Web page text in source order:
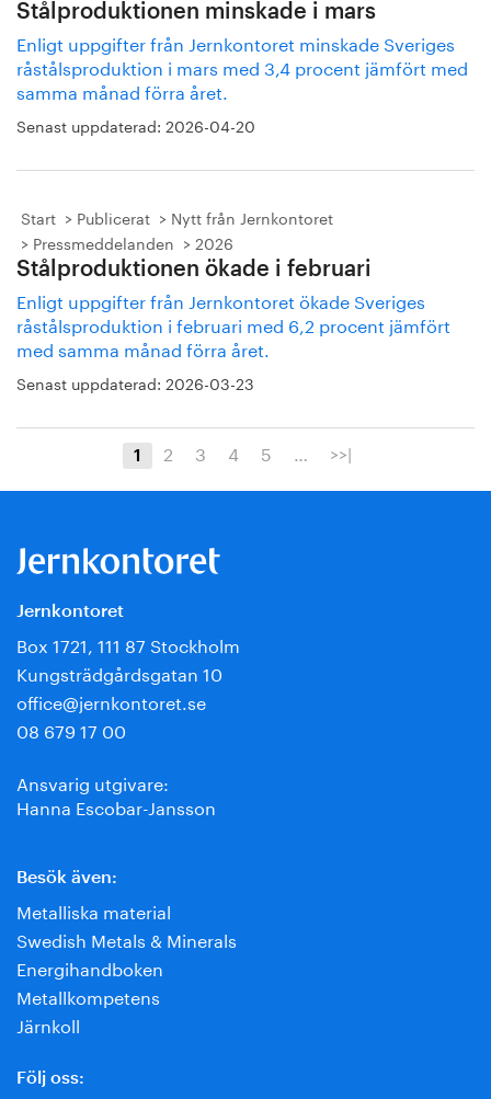
Stålproduktionen minskade i mars
Enligt uppgifter från Jernkontoret minskade Sveriges
råstålsproduktion i mars med 3,4 procent jämfört med
samma månad förra året.
Senast uppdaterad: 2026-04-20
Start Publicerat
Nytt från Jernkontoret
Pressmeddelanden
2026
Stålproduktionen ökade i februari
Enligt uppgifter från Jernkontoret ökade Sveriges
råstålsproduktion i februari med 6,2 procent jämfört
med samma månad förra året.
Senast uppdaterad: 2026-03-23
1 2 3 4 5 … >>|
Jernkontoret
Box 1721, 111 87 Stockholm
Kungsträdgårdsgatan 10
office@jernkontoret.se
08 679 17 00
Ansvarig utgivare:
Hanna Escobar-Jansson
Besök även:
Metalliska material
Swedish Metals & Minerals
Energihandboken
Metallkompetens
Järnkoll
Följ oss: